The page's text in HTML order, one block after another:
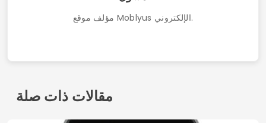
مؤلف موقع Moblyus الإلكتروني.
مقالات ذات صلة